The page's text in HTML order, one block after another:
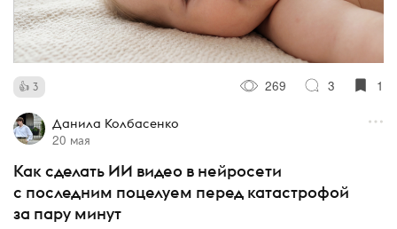
3 269 3 1
Данила Колбасенко
20 мая
Как сделать ИИ видео в нейросети
с последним поцелуем перед катастрофой
за пару минут